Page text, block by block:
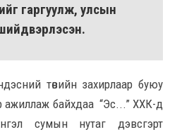
гаргуулж, улсын
төвийн захирлаар буюу
ажиллаж байхдаа “Эс...” ХХК-д
сумын нутаг дэвсгэрт